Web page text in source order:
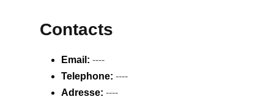
Contacts
Email: ----
Telephone: ----
Adresse: ----